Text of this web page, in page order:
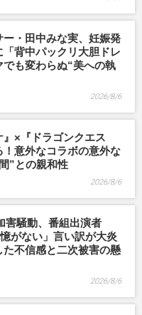
・田中みな実、妊娠発
背中パックリ大胆ドレ
でも変わらぬ“美への執
2026/8/6
』×『ドラゴンクエス
！意外なコラボの意外な
”との親和性
2026/8/6
害騒動、番組出演者
がない」言い訳が大炎
た不信感と二次被害の懸
2026/8/6